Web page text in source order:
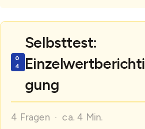
Selbsttest:
Einzelwertberichti
gung
4 Fragen · ca. 4 Min.